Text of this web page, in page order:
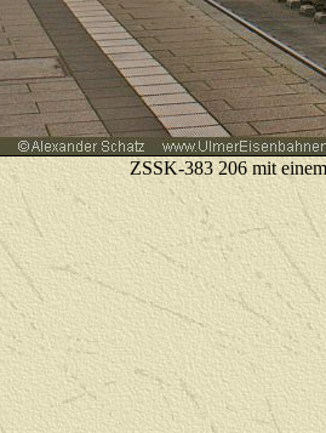
ZSSK-383 206 mit